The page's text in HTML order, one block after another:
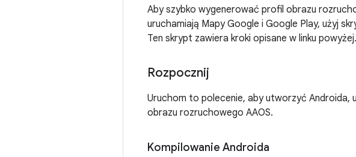
Aby szybko wygenerować profil obrazu
uruchamiają Mapy Google i Google Play, użyj
Ten skrypt zawiera kroki opisane w linku powyżej.
Rozpocznij
Uruchom to polecenie, aby utworzyć Androida,
obrazu rozruchowego AAOS.
Kompilowanie Androida